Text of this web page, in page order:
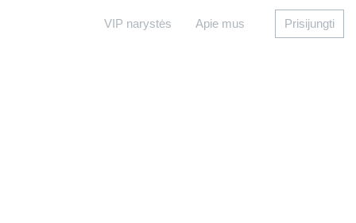
VIP narystės Apie mus Prisijungti